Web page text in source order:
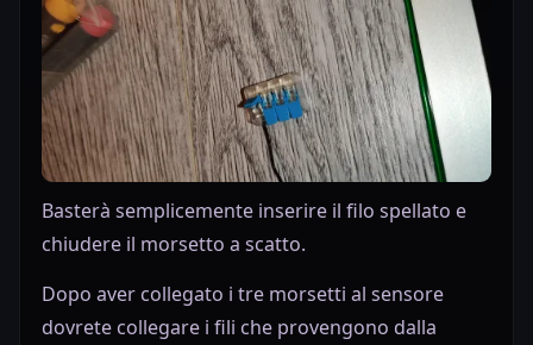
Basterà semplicemente inserire il filo spellato e
chiudere il morsetto a scatto.
Dopo aver collegato i tre morsetti al sensore
dovrete collegare i fili che provengono dalla